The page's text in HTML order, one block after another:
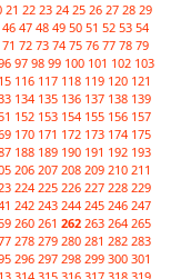
21 22 23 24 25 26 27 28 29
46 47 48 49 50 51 52 53 54
71 72 73 74 75 76 77 78 79
97 98 99 100 101 102 103
116 117 118 119 120 121
134 135 136 137 138 139
152 153 154 155 156 157
170 171 172 173 174 175
188 189 190 191 192 193
206 207 208 209 210 211
224 225 226 227 228 229
242 243 244 245 246 247
260 261 262 263 264 265
278 279 280 281 282 283
296 297 298 299 300 301